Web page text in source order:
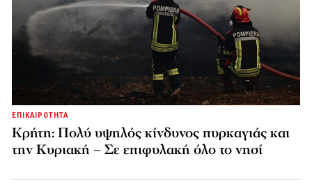
ΕΠΙΚΑΙΡΟΤΗΤΑ
Κρήτη: Πολύ υψηλός κίνδυνος πυρκαγιάς και
την Κυριακή – Σε επιφυλακή όλο το νησί